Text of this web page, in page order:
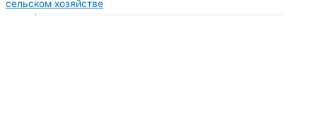
сельском хозяйстве